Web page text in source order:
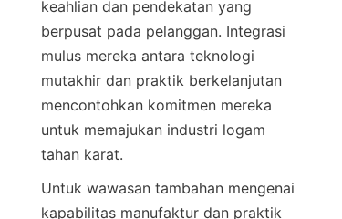
keahlian dan pendekatan yang
berpusat pada pelanggan. Integrasi
mulus mereka antara teknologi
mutakhir dan praktik berkelanjutan
mencontohkan komitmen mereka
untuk memajukan industri logam
Untuk wawasan tambahan mengenai
kapabilitas manufaktur dan praktik